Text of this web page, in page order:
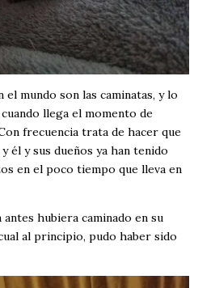
mundo son las caminatas, y lo
llega el momento de
frecuencia trata de hacer que
él y sus dueños ya han tenido
en el poco tiempo que lleva en
antes hubiera caminado en su
al principio, pudo haber sido